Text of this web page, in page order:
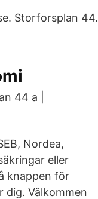
Storforsplan 44.
44 a |
Nordea,
eller
knappen för
dig. Välkommen